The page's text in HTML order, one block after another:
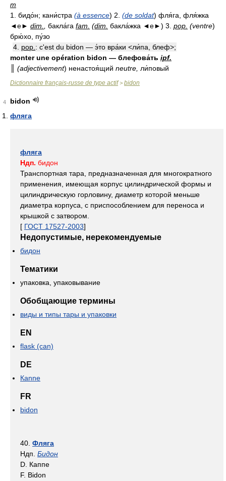
m
1. бидо́н; кани́стра (à essence) 2. (de soldat) фля́га, фля́жка
◄е► dim. бакла́га fam. (dim. бакла́жка ◄е►) 3. pop. (ventre)
брю́хо, пу́зо
4. pop. : с'est du bidon — э́то вра́ки <ли́па, блеф>;
monter une opération bidon — блефова́ть ipf.
║ (adjectivement) ненастоя́щий neutre, ли́повый
Dictionnaire français-russe de type actif> bidon
4
bidon
фляга
фляга
Ндп. бидон
Транспортная тара, предназначенная для многократного
применения, имеющая корпус цилиндрической формы и
цилиндрическую горловину, диаметр которой меньше
диаметра корпуса, с приспособлением для переноса и
крышкой с затвором.
[ ГОСТ 17527-2003]
Недопустимые, нерекомендуемые
бидон
Тематики
упаковка, упаковывание
Обобщающие термины
виды и типы тары и упаковки
EN
flask (can)
DE
Каnnе
FR
bidon
40. Фляга
Ндп. Бидон
D. Каппе
F. Bidon